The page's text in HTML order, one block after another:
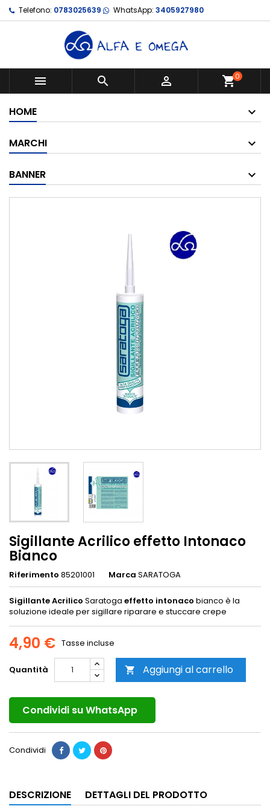
Telefono: 0783025639 WhatsApp: 3405927980
   shopping_cart0
HOME
MARCHI
BANNER
Sigillante Acrilico effetto Intonaco
Bianco
Riferimento 85201001 Marca SARATOGA
SigillanteAcrilico Saratoga effetto intonaco bianco è la
soluzione ideale per sigillare riparare e stuccare crepe
4,90 € Tasse incluse
Quantità  Aggiungi al carrello
Condividi su WhatsApp
Condividi
DESCRIZIONE DETTAGLI DEL PRODOTTO